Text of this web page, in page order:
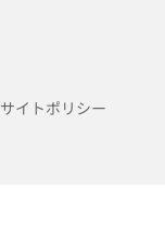
サイトポリシー